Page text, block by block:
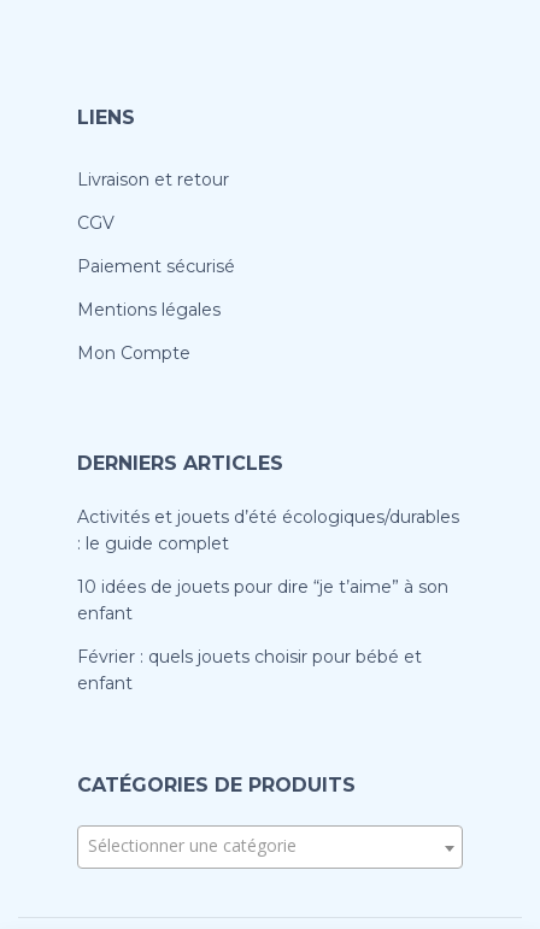
LIENS
Livraison et retour
CGV
Paiement sécurisé
Mentions légales
Mon Compte
DERNIERS ARTICLES
Activités et jouets d’été écologiques/durables
: le guide complet
10 idées de jouets pour dire “je t’aime” à son
enfant
Février : quels jouets choisir pour bébé et
enfant
CATÉGORIES DE PRODUITS
Sélectionner une catégorie